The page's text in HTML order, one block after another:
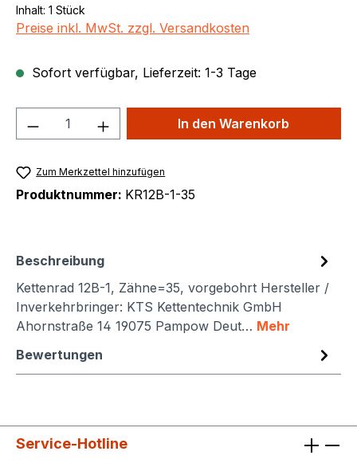
Inhalt: 1 Stück
Preise inkl. MwSt. zzgl. Versandkosten
Sofort verfügbar, Lieferzeit: 1-3 Tage
Produkt Anzahl: Gib denIn den Warenkorb
Zum Merkzettel hinzufügen
Produktnummer: KR12B-1-35
Beschreibung
Kettenrad 12B-1, Zähne=35, vorgebohrt Hersteller /
Inverkehrbringer: KTS Kettentechnik GmbH
Ahornstraße 14 19075 Pampow Deut… Mehr
Bewertungen
Service-Hotline